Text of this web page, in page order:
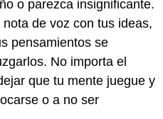
o parezca insignificante.
de voz con tus ideas,
pensamientos se
No importa el
que tu mente juegue y
o a no ser